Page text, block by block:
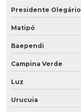
Presidente Olegário
Matipó
Baependi
Campina Verde
Luz
Urucuia